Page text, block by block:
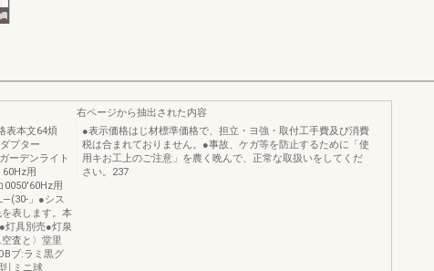
表本文64煩
プター
ーデンライト
用
0050'60Hz用
」●シス
表します。本
灯具別売●灯泉
査と〉堂里
ブ:ラミ黒グ
￨ミニ球
右ページから抽出された内容
●表示価格はじ材標準価格で、担立・ヨ強・取付工手費及び消費
税は合まれておりません。●事故、ケガ等を防止するために「使
用キお工上のご注意」を農く晩んで、正常な取扱いをしてくだ
さい。237